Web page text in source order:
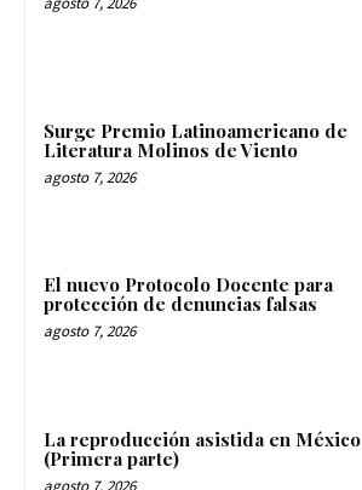
Surge Premio Latinoamericano de
Literatura Molinos de Viento
agosto 7, 2026
El nuevo Protocolo Docente para
protección de denuncias falsas
agosto 7, 2026
La reproducción asistida en México
(Primera parte)